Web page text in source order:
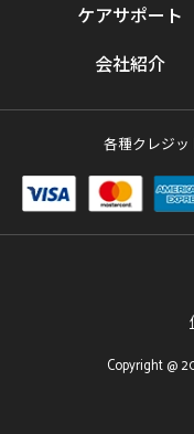
ケアサポート
会社紹介
各種クレジ
Copyright @